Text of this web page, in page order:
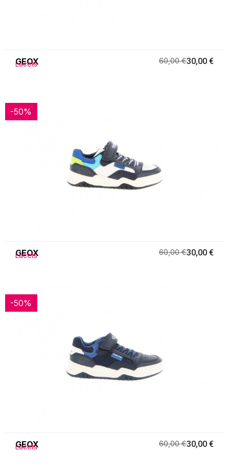
GEOX
Lacets 60,00 €30,00 €
-50%
-50%
GEOX
Lacets 60,00 €30,00 €
-50%
-50%
GEOX
Lacets 60,00 €30,00 €